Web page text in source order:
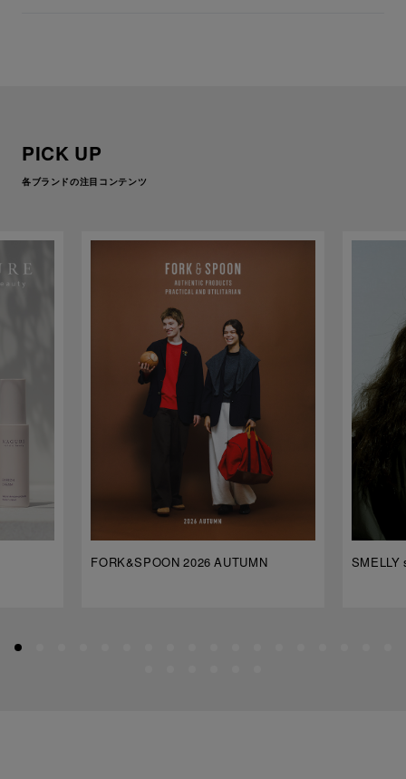
PICK UP
各ブランドの注目コンテンツ
FORK&SPOON 2026 AUTUMN SMELLY